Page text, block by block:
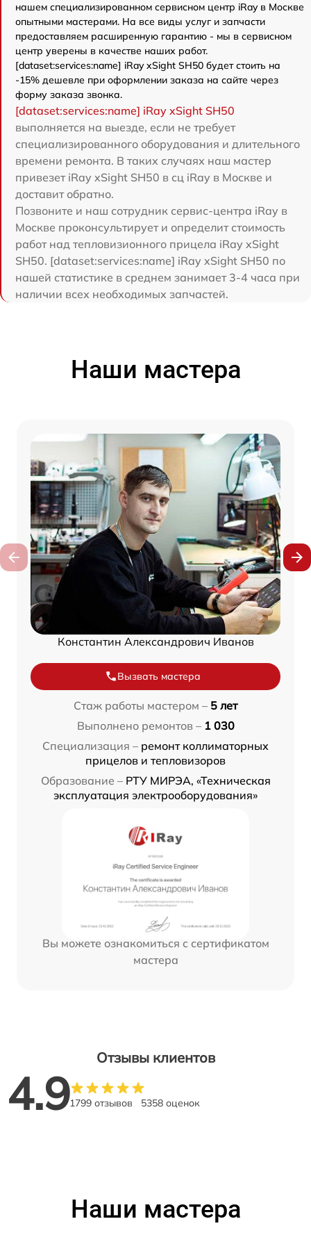
нашем специализированном сервисном центр iRay в Москве
опытными мастерами. На все виды услуг и запчасти
предоставляем расширенную гарантию - мы в сервисном
центр уверены в качестве наших работ.
[dataset:services:name] iRay xSight SH50 будет стоить на
-15% дешевле при оформлении заказа на сайте через
форму заказа звонка.
[dataset:services:name] iRay xSight SH50
выполняется на выезде, если не требует
специализированного оборудования и длительного
времени ремонта. В таких случаях наш мастер
привезет iRay xSight SH50 в сц iRay в Москве и
доставит обратно.
Позвоните и наш сотрудник сервис-центра iRay в
Москве проконсультирует и определит стоимость
работ над тепловизионного прицела iRay xSight
SH50. [dataset:services:name] iRay xSight SH50 по
нашей статистике в среднем занимает 3-4 часа при
наличии всех необходимых запчастей.
Наши мастера
Константин Александрович Иванов
Вызвать мастера
Стаж работы мастером – 5 лет
Выполнено ремонтов – 1 030
Специализация – ремонт коллиматорных
прицелов и тепловизоров
Образование – РТУ МИРЭА, «Техническая
эксплуатация электрооборудования»
Вы можете ознакомиться с сертификатом
мастера
Отзывы клиентов
4.91799 отзывов 5358 оценок
Наши мастера